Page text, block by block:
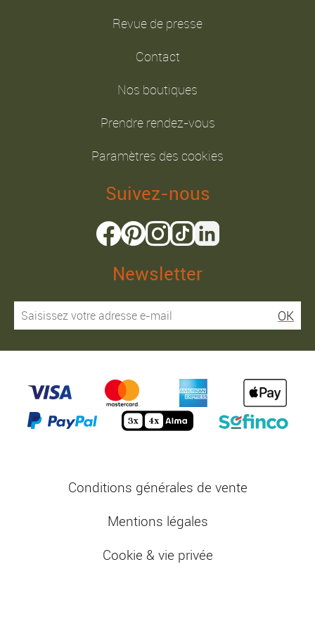
Revue de presse
Contact
Nos boutiques
Prendre rendez-vous
Paramètres des cookies
Suivez-nous
Newsletter
OK
Conditions générales de vente
Mentions légales
Cookie & vie privée